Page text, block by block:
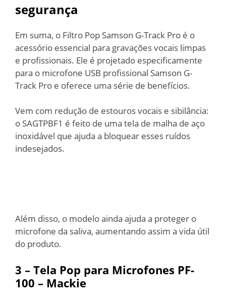
segurança
Em suma, o Filtro Pop Samson G-Track Pro é o
acessório essencial para gravações vocais limpas
e profissionais. Ele é projetado especificamente
para o microfone USB profissional Samson G-
Track Pro e oferece uma série de benefícios.
Vem com redução de estouros vocais e sibilância:
o SAGTPBF1 é feito de uma tela de malha de aço
inoxidável que ajuda a bloquear esses ruídos
indesejados.
Além disso, o modelo ainda ajuda a proteger o
microfone da saliva, aumentando assim a vida útil
do produto.
3 – Tela Pop para Microfones PF-
100 – Mackie